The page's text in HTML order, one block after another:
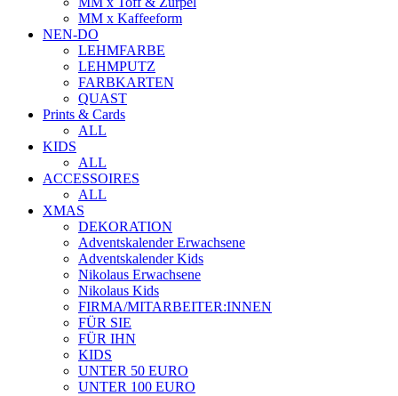
MM x Kaffeeform
NEN-DO
LEHMFARBE
LEHMPUTZ
FARBKARTEN
QUAST
Prints & Cards
ALL
KIDS
ALL
ACCESSOIRES
ALL
XMAS
DEKORATION
Adventskalender Erwachsene
Adventskalender Kids
Nikolaus Erwachsene
Nikolaus Kids
FIRMA/MITARBEITER:INNEN
FÜR SIE
FÜR IHN
KIDS
UNTER 50 EURO
UNTER 100 EURO